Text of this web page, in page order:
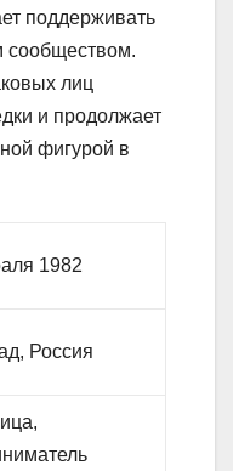
поддерживать
сообществом.
лиц
и продолжает
фигурой в
1982
Россия